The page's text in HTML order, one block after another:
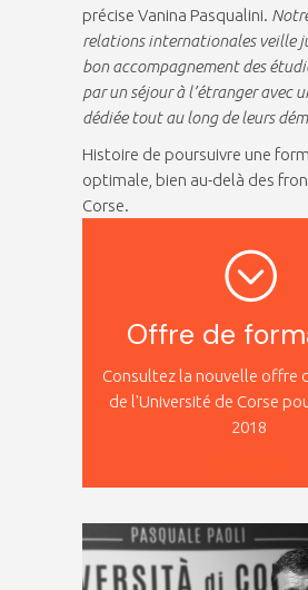
précise Vanina Pasqualini.
relations internationales veille
bon accompagnement des
par un séjour à l’étranger avec
dédiée tout au long de leurs
Histoire de poursuivre une
optimale, bien au-delà des
Corse.
Offre de
Consultez la nouvelle offre
de l'Université de Corse
2018